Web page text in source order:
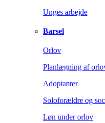
Unges arbejde
Barsel
Orlov
Planlægning af
Adoptanter
Soloforældre og
Løn under orlov